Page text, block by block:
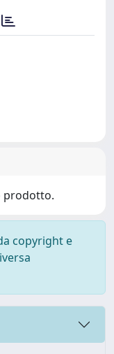
prodotto.
copyright e